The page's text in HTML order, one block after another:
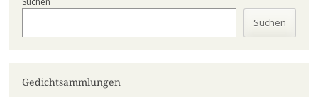
Suchen
Gedichtsammlungen